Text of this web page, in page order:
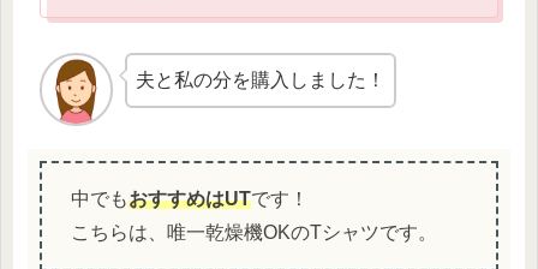
夫と私の分を購入しました！
中でもおすすめはUTです！
こちらは、唯一乾燥機OKのTシャツです。